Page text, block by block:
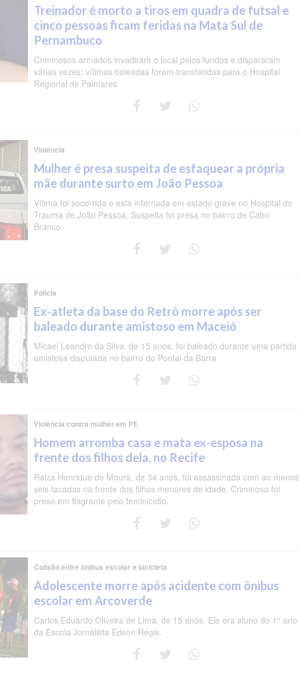
Treinador é morto a tiros em quadra de futsal e
cinco pessoas ficam feridas na Mata Sul de
Pernambuco
Criminosos armados invadiram o local pelos fundos e dispararam
várias vezes; vítimas baleadas foram transferidas para o Hospital
Regional de Palmares
Violência
Mulher é presa suspeita de esfaquear a própria
mãe durante surto em João Pessoa
Vítima foi socorrida e está internada em estado grave no Hospital de
Trauma de João Pessoa. Suspeita foi presa no bairro de Cabo
Branco.
Polícia
Ex-atleta da base do Retrô morre após ser
baleado durante amistoso em Maceió
Micael Leandro da Silva, de 15 anos, foi baleado durante uma partida
amistosa disputada no bairro do Pontal da Barra
Violência contra mulher em PE
Homem arromba casa e mata ex-esposa na
frente dos filhos dela, no Recife
Raiza Henrique de Moura, de 34 anos, foi assassinada com ao menos
seis facadas na frente dos filhos menores de idade. Criminoso foi
preso em flagrante pelo feminicídio.
Colisão entre ônibus escolar e bicicleta
Adolescente morre após acidente com ônibus
escolar em Arcoverde
Carlos Eduardo Oliveira de Lima, de 15 anos. Ele era aluno do 1° ano
da Escola Jornalista Edson Régis.